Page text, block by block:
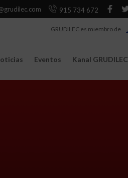
915 734 672
Eventos Kanal GRUDILEC
GRUDILEC es miembro de